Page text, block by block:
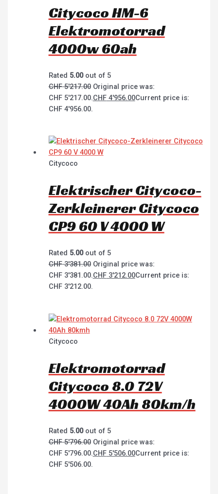
Citycoco HM-6
Elektromotorrad
4000w 60ah
Rated 5.00out of 5
CHF5'217.00 Original price was:
CHF 5'217.00.CHF4'956.00Current price is:
CHF 4'956.00.
Citycoco
Elektrischer Citycoco-
Zerkleinerer Citycoco
CP9 60 V 4000 W
Rated 5.00out of 5
CHF3'381.00 Original price was:
CHF 3'381.00.CHF3'212.00Current price is:
CHF 3'212.00.
Citycoco
Elektromotorrad
Citycoco 8.0 72V
4000W 40Ah 80km/h
Rated 5.00out of 5
CHF5'796.00 Original price was:
CHF 5'796.00.CHF5'506.00Current price is:
CHF 5'506.00.